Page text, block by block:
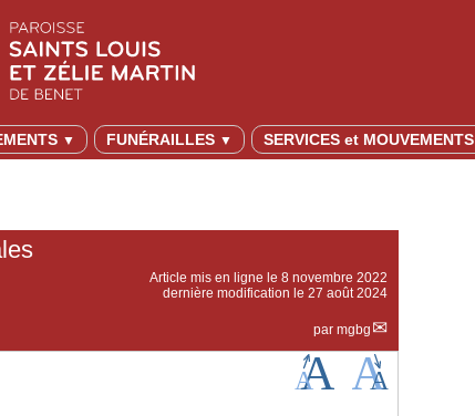
▼ FUNÉRAILLES ▼ SERVICES et MOUVEMENTS
Article mis en ligne le 8 novembre 2022
dernière modification le 27 août 2024
par mgbg